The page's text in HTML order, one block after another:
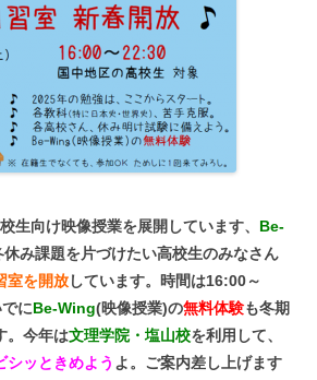
生向け映像授業を展開しています、 Be-
休み課題を片づけたい高校生のみなさん
室を開放しています。時間は16:00～
にBe-Wing(映像授業)の無料体験も冬期
。今年は文理学院・塩山校を利用して、
シッときめよう よ。ご案内差し上げます